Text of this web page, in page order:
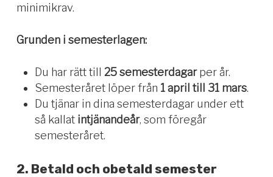
minimikrav.
Grunden i semesterlagen:
Du har rätt till 25 semesterdagarper år.
Semesteråret löper från 1 april till 31 mars.
Du tjänar in dina semesterdagar under ett
så kallat intjänandeår, som föregår
semesteråret.
2. Betald och obetald semester